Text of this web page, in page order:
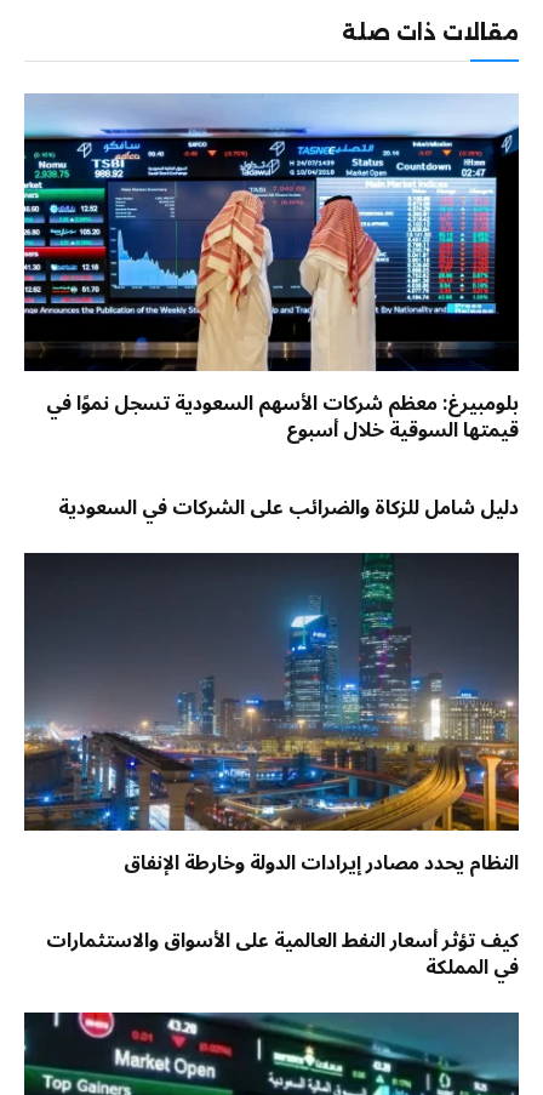
مقالات ذات صلة
بلومبيرغ: معظم شركات الأسهم السعودية تسجل نموًا في
قيمتها السوقية خلال أسبوع
دليل شامل للزكاة والضرائب على الشركات في السعودية
النظام يحدد مصادر إيرادات الدولة وخارطة الإنفاق
كيف تؤثر أسعار النفط العالمية على الأسواق والاستثمارات
في المملكة